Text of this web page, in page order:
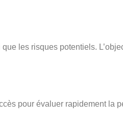
les risques potentiels.
pour évaluer rapidement la